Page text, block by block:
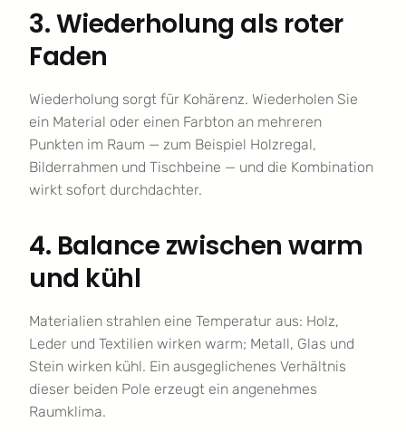
3. Wiederholung als roter
Faden
Wiederholung sorgt für Kohärenz. Wiederholen Sie
ein Material oder einen Farbton an mehreren
Punkten im Raum — zum Beispiel Holzregal,
Bilderrahmen und Tischbeine — und die Kombination
wirkt sofort durchdachter.
4. Balance zwischen warm
und kühl
Materialien strahlen eine Temperatur aus: Holz,
Leder und Textilien wirken warm; Metall, Glas und
Stein wirken kühl. Ein ausgeglichenes Verhältnis
dieser beiden Pole erzeugt ein angenehmes
Raumklima.